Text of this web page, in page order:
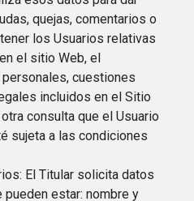
quejas, comentarios o
los Usuarios relativas
el sitio Web, el
cuestiones
incluidos en el Sitio
consulta que el Usuario
sujeta a las condiciones
El Titular solicita datos
estar: nombre y